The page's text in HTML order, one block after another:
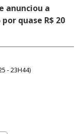
anunciou a
quase R$ 20
- 23H44)